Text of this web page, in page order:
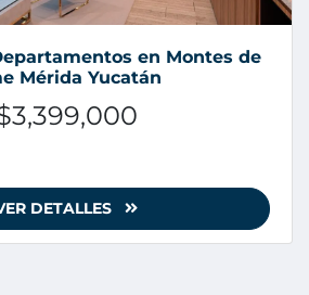
en Montes de
Mérida Yucatán
DETALLES